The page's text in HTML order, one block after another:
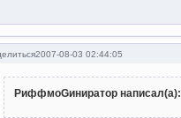
2007-08-03 02:44:05
РиффмоGиниратор написал(а):